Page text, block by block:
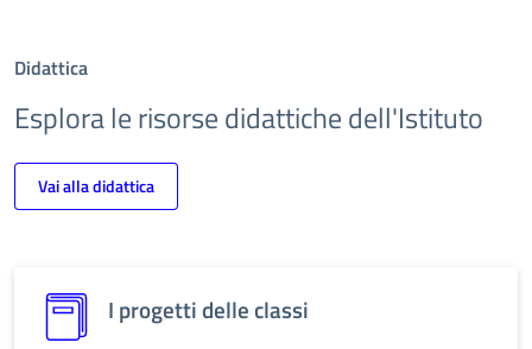
Didattica
Esplora le risorse didattiche dell'Istituto
Vai alla didattica
I progetti delle classi